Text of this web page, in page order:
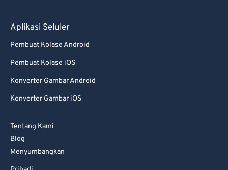
Aplikasi Seluler
Pembuat Kolase Android
Pembuat Kolase iOS
Konverter Gambar Android
Konverter Gambar iOS
Tentang Kami
Blog
Menyumbangkan